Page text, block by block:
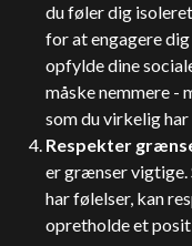
du føler dig
for at engagere
opfylde dine
måske nemmere -
som du virkelig
Respekter
er grænser vigtige.
har følelser, kan
opretholde et